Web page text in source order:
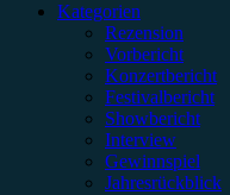
Kategorien
Rezension
Vorbericht
Konzertbericht
Festivalbericht
Showbericht
Interview
Gewinnspiel
Jahresrückblick